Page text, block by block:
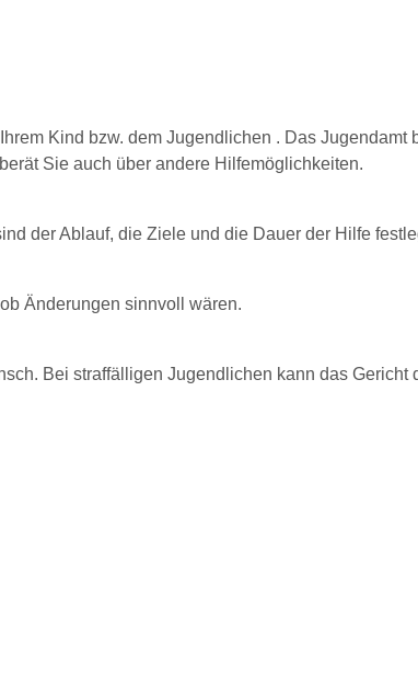
Kind bzw. dem Jugendlichen . Das Jugendamt
Sie auch über andere Hilfemöglichkeiten.
der Ablauf, die Ziele und die Dauer der Hilfe
Änderungen sinnvoll wären.
Bei straffälligen Jugendlichen kann das Gericht